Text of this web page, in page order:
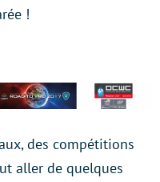
!
des compétitions
aller de quelques